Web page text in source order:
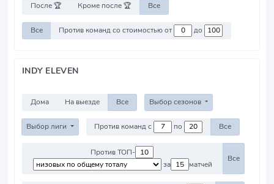
После 🏆 Кроме после 🏆 Все
Все Против команд со стоимостью от до
INDY ELEVEN
Дома На выезде Все Выбор сезонов
Выбор лиги Против команд с по Все
Против ТОП-
за
матчей
Все